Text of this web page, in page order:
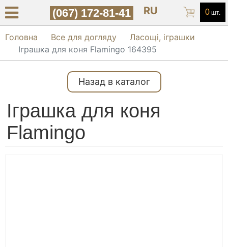
(067) 172-81-41 RU 0 шт.
Головна Все для догляду
Ласощі, іграшки
Іграшка для коня Flamingo 164395
Назад в каталог
Іграшка для коня
Flamingo